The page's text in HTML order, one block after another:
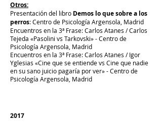
Otros:
Presentación del libro Demos lo que sobre a los
perros: Centro de Psicología Argensola, Madrid
Encuentros en la 3ª Frase: Carlos Atanes / Carlos
Tejeda «Pasolini vs Tarkovski» - Centro de
Psicología Argensola, Madrid
Encuentros en la 3ª Frase: Carlos Atanes / Igor
Yglesias «Cine que se entiende vs Cine que nadie
en su sano juicio pagaría por ver» - Centro de
Psicología Argensola, Madrid
2017